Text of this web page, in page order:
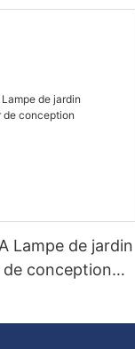
Lampe de jardin
conception